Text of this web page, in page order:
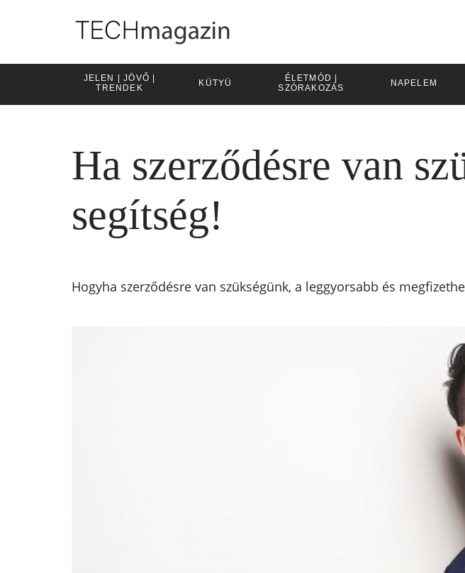
JELEN | JÖVŐ |
TRENDEK
KÜTYÜ
ÉLETMÓD |
SZÓRAKOZÁS
NAPELEM
Ha szerződésre van
segítség!
Hogyha szerződésre van szükségünk, a leggyorsabb és